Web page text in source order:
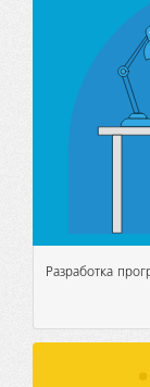
Разработка